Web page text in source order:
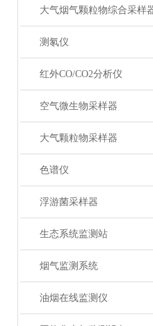
大气烟气颗粒物综合采样
测氡仪
红外CO/CO2分析仪
空气微生物采样器
大气颗粒物采样器
色谱仪
浮游菌采样器
生态系统监测站
烟气监测系统
油烟在线监测仪